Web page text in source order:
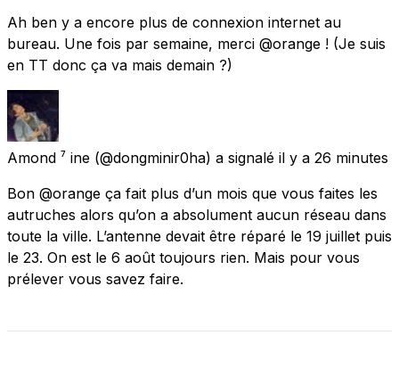
Ah ben y a encore plus de connexion internet au
bureau. Une fois par semaine, merci @orange ! (Je suis
en TT donc ça va mais demain ?)
Amond ⁷ ine (@dongminir0ha) a signalé il y a 26 minutes
Bon @orange ça fait plus d’un mois que vous faites les
autruches alors qu’on a absolument aucun réseau dans
toute la ville. L’antenne devait être réparé le 19 juillet puis
le 23. On est le 6 août toujours rien. Mais pour vous
prélever vous savez faire.